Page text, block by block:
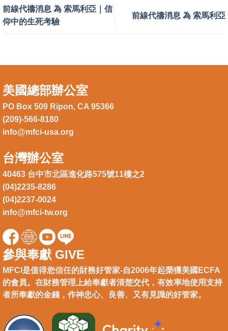
前線代禱消息 為 索馬利亞｜信
仰中的生死考驗
前線代禱消息 為 索馬利亞
美國總部辦公室
PO Box 509 Ripon, CA 95366
(209)-566-8180
info@mfci-usa.org
台灣辦公室
40463 台中市北區進化路575號11樓之2
(04)2235-8286
(04)2237-0024
info@mfci-tw.org
參與奉獻 GIVE
MFCI是值得您信任的財務好管家-自2006年起榮獲美國ECFA
的會員。在財務管理上給奉獻者清楚交代，有效率地使用支持
者所奉獻的金錢，作神忠心、良善、又有見識的好管家。